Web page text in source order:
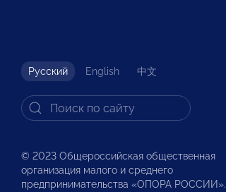
Русский English 中文
© 2023 Общероссийская общественная
организация малого и среднего
предпринимательства «ОПОРА РОССИИ».